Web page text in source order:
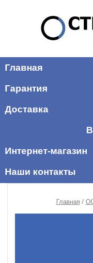
Главная
Гарантия
Доставка
Интернет-магазин
Наши контакты
Главная /